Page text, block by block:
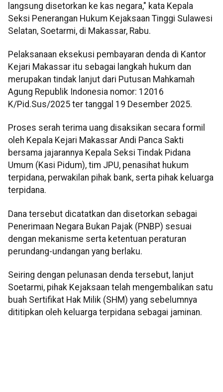
langsung disetorkan ke kas negara," kata Kepala
Seksi Penerangan Hukum Kejaksaan Tinggi Sulawesi
Selatan, Soetarmi, di Makassar, Rabu.
Pelaksanaan eksekusi pembayaran denda di Kantor
Kejari Makassar itu sebagai langkah hukum dan
merupakan tindak lanjut dari Putusan Mahkamah
Agung Republik Indonesia nomor: 12016
K/Pid.Sus/2025 ter tanggal 19 Desember 2025.
Proses serah terima uang disaksikan secara formil
oleh Kepala Kejari Makassar Andi Panca Sakti
bersama jajarannya Kepala Seksi Tindak Pidana
Umum (Kasi Pidum), tim JPU, penasihat hukum
terpidana, perwakilan pihak bank, serta pihak keluarga
terpidana.
Dana tersebut dicatatkan dan disetorkan sebagai
Penerimaan Negara Bukan Pajak (PNBP) sesuai
dengan mekanisme serta ketentuan peraturan
perundang-undangan yang berlaku.
Seiring dengan pelunasan denda tersebut, lanjut
Soetarmi, pihak Kejaksaan telah mengembalikan satu
buah Sertifikat Hak Milik (SHM) yang sebelumnya
dititipkan oleh keluarga terpidana sebagai jaminan.